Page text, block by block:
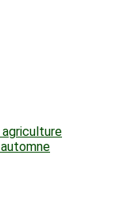
agriculture
automne